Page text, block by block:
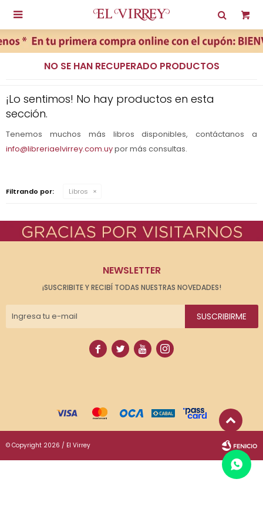

NO SE HAN RECUPERADO PRODUCTOS
¡Lo sentimos! No hay productos en esta
sección.
Tenemos muchos más libros disponibles, contáctanos a
info@libreriaelvirrey.com.uypor más consultas.
Filtrando por: Libros
NEWSLETTER
¡SUSCRIBITE Y RECIBÍ TODAS NUESTRAS NOVEDADES!
SUSCRIBIRME
   
© Copyright 2026 / El Virrey